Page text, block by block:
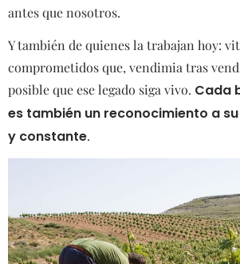
antes que nosotros.
Y también de quienes la trabajan hoy:
comprometidos que, vendimia tras
posible que ese legado siga vivo. Cada
es también un reconocimiento a
y constante.